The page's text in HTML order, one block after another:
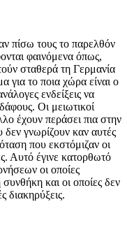
πίσω τους το παρελθόν
φαινόμενα όπως,
σταθερά τη Γερμανία
το ποια χώρα είναι ο
ενδείξεις να
Οι μειωτικοί
έχουν περάσει πια στην
δεν γνωρίζουν καν αυτές
που εκστόμιζαν οι
Αυτό έγινε κατορθωτό
οι οποίες
και οι οποίες δεν
διακηρύξεις.